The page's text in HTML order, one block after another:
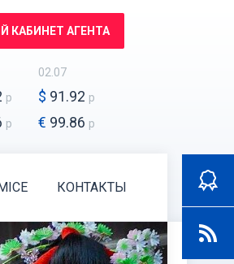
КАБИНЕТ АГЕНТА
р
р
02.07
$ 91.92 р
€ 99.86 р
КОНТАКТЫ